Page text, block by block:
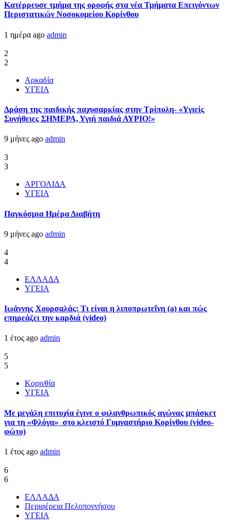
Kατέρρευσε τμήμα της οροφής στα νέα Τμήματα Επειγόντων
Περιστατικών Νοσοκομείου Κορίνθου
1 ημέρα ago admin
2
2
Αρκαδία
ΥΓΕΙΑ
Δράση της παιδικής παχυσαρκίας στην Τρίπολη- «Υγιείς
Συνήθειες ΣΗΜΕΡΑ, Υγιή παιδιά ΑΥΡΙΟ!»
9 μήνες ago admin
3
3
ΑΡΓΟΛΙΔΑ
ΥΓΕΙΑ
Παγκόσμια Ημέρα Διαβήτη
9 μήνες ago admin
4
4
ΕΛΛΑΔΑ
ΥΓΕΙΑ
Ιωάννης Χουρσαλάς: Τι είναι η λιποπρωτεΐνη (a) και πώς
επηρεάζει την καρδιά (video)
1 έτος ago admin
5
5
Κορινθία
ΥΓΕΙΑ
Με μεγάλη επιτυχία έγινε ο φιλανθρωπικός αγώνας μπάσκετ
για τη «Φλόγα» στο κλειστό Γυμναστήριο Κορίνθου (video-
φώτο)
1 έτος ago admin
6
6
ΕΛΛΑΔΑ
Περιφέρεια Πελοποννήσου
ΥΓΕΙΑ